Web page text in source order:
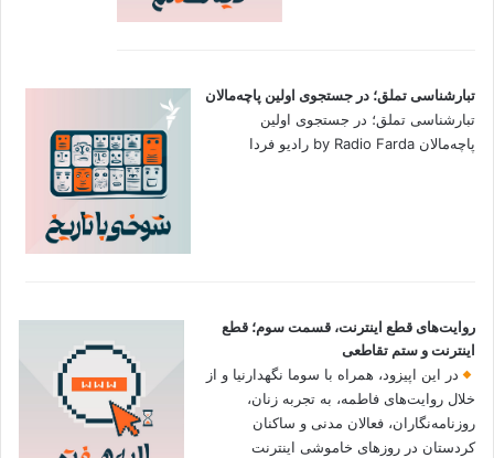
تبارشناسی تملق؛ در جستجوی اولین‌ پاچه‌مالان
تبارشناسی تملق؛ در جستجوی اولین‌
پاچه‌مالان by Radio Farda رادیو فردا
روایت‌های قطع اینترنت، قسمت سوم؛ قطع
اینترنت و ستم تقاطعی
در این اپیزود، همراه با سوما نگهدارنیا و از
خلال روایت‌های فاطمه، به تجربه زنان،
روزنامه‌نگاران، فعالان مدنی و ساکنان
کردستان در روزهای خاموشی اینترنت